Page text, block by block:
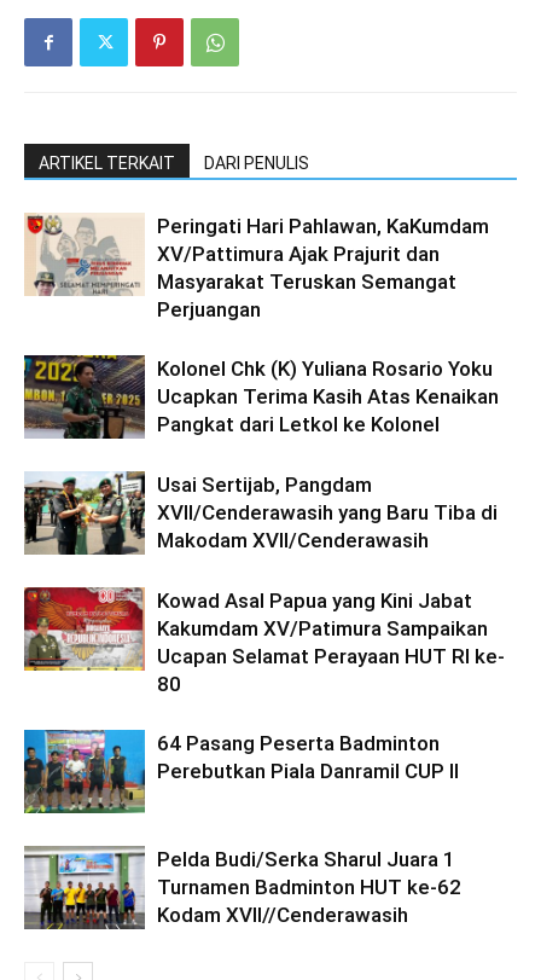
ARTIKEL TERKAIT DARI PENULIS
Peringati Hari Pahlawan, KaKumdam
XV/Pattimura Ajak Prajurit dan
Masyarakat Teruskan Semangat
Perjuangan
Kolonel Chk (K) Yuliana Rosario Yoku
Ucapkan Terima Kasih Atas Kenaikan
Pangkat dari Letkol ke Kolonel
Usai Sertijab, Pangdam
XVII/Cenderawasih yang Baru Tiba di
Makodam XVII/Cenderawasih
Kowad Asal Papua yang Kini Jabat
Kakumdam XV/Patimura Sampaikan
Ucapan Selamat Perayaan HUT RI ke-
80
64 Pasang Peserta Badminton
Perebutkan Piala Danramil CUP II
Pelda Budi/Serka Sharul Juara 1
Turnamen Badminton HUT ke-62
Kodam XVII//Cenderawasih